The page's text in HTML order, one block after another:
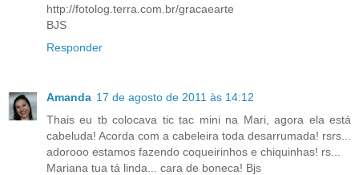
http://fotolog.terra.com.br/gracaearte
BJS
Responder
Amanda 17 de agosto de 2011 às 14:12
Thais eu tb colocava tic tac mini na Mari, agora ela está
cabeluda! Acorda com a cabeleira toda desarrumada! rsrs...
adorooo estamos fazendo coqueirinhos e chiquinhas! rs...
Mariana tua tá linda... cara de boneca! Bjs